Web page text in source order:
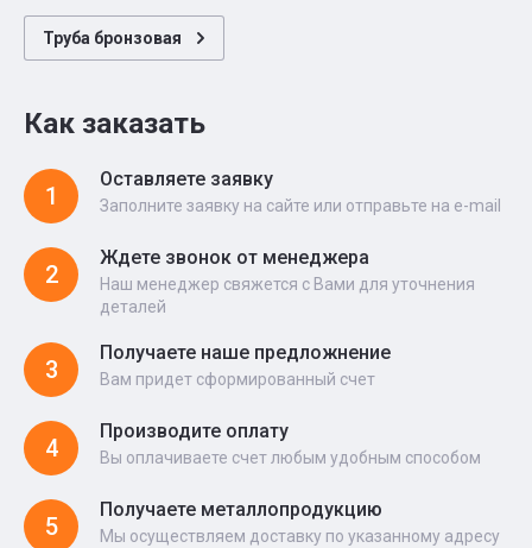
Труба бронзовая
Как заказать
1
Оставляете заявку
Заполните заявку на сайте или отправьте на e-mail
2
Ждете звонок от менеджера
Наш менеджер свяжется с Вами для уточнения
деталей
3
Получаете наше предложнение
Вам придет сформированный счет
4
Производите оплату
Вы оплачиваете счет любым удобным способом
5
Получаете металлопродукцию
Мы осуществляем доставку по указанному адресу